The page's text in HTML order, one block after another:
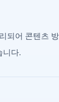
되어 콘텐츠
니다.